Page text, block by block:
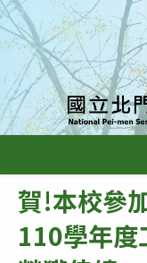
跳
轉
主
要
內
賀!本校參
110學年度